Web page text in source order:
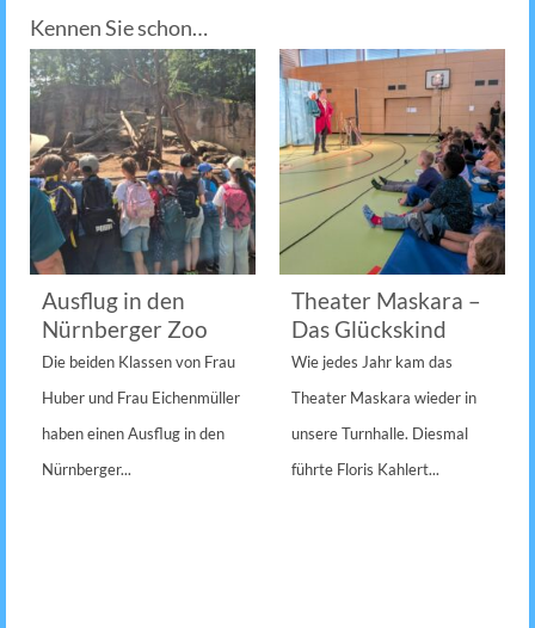
Kennen Sie schon…
Ausflug in den
Nürnberger Zoo
Die beiden Klassen von Frau
Huber und Frau Eichenmüller
haben einen Ausflug in den
Nürnberger...
Theater Maskara –
Das Glückskind
Wie jedes Jahr kam das
Theater Maskara wieder in
unsere Turnhalle. Diesmal
führte Floris Kahlert...